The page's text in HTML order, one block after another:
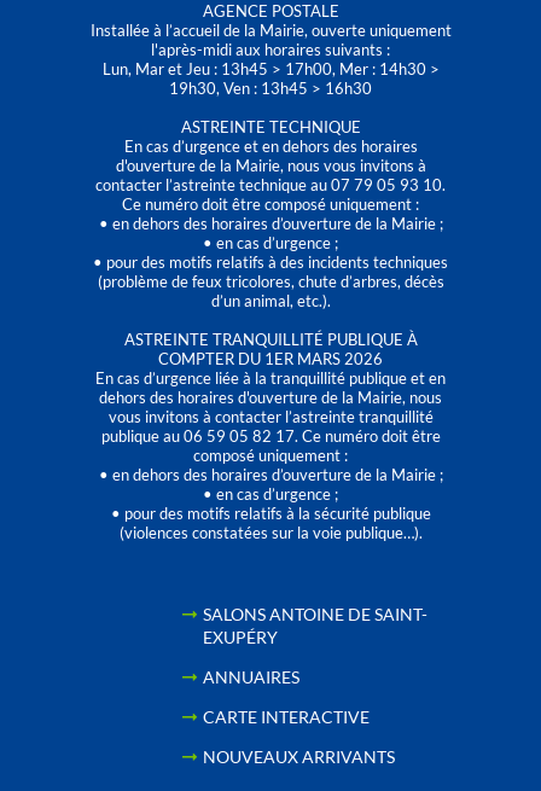
AGENCE POSTALE
Installée à l’accueil de la Mairie, ouverte uniquement
l'après-midi aux horaires suivants :
Lun, Mar et Jeu : 13h45 > 17h00, Mer : 14h30 >
19h30, Ven : 13h45 > 16h30
ASTREINTE TECHNIQUE
En cas d’urgence et en dehors des horaires
d'ouverture de la Mairie, nous vous invitons à
contacter l’astreinte technique au 07 79 05 93 10.
Ce numéro doit être composé uniquement :
• en dehors des horaires d’ouverture de la Mairie ;
• en cas d’urgence ;
• pour des motifs relatifs à des incidents techniques
(problème de feux tricolores, chute d’arbres, décès
d’un animal, etc.).
ASTREINTE TRANQUILLITÉ PUBLIQUE À
COMPTER DU 1ER MARS 2026
En cas d’urgence liée à la tranquillité publique et en
dehors des horaires d'ouverture de la Mairie, nous
vous invitons à contacter l’astreinte tranquillité
publique au 06 59 05 82 17. Ce numéro doit être
composé uniquement :
• en dehors des horaires d’ouverture de la Mairie ;
• en cas d’urgence ;
• pour des motifs relatifs à la sécurité publique
(violences constatées sur la voie publique…).
SALONS ANTOINE DE SAINT-
EXUPÉRY
ANNUAIRES
CARTE INTERACTIVE
NOUVEAUX ARRIVANTS